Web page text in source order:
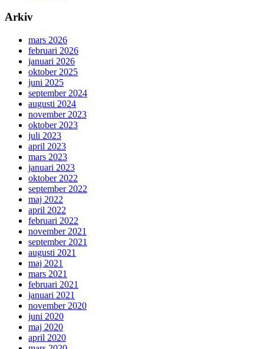
Arkiv
mars 2026
februari 2026
januari 2026
oktober 2025
juni 2025
september 2024
augusti 2024
november 2023
oktober 2023
juli 2023
april 2023
mars 2023
januari 2023
oktober 2022
september 2022
maj 2022
april 2022
februari 2022
november 2021
september 2021
augusti 2021
maj 2021
mars 2021
februari 2021
januari 2021
november 2020
juni 2020
maj 2020
april 2020